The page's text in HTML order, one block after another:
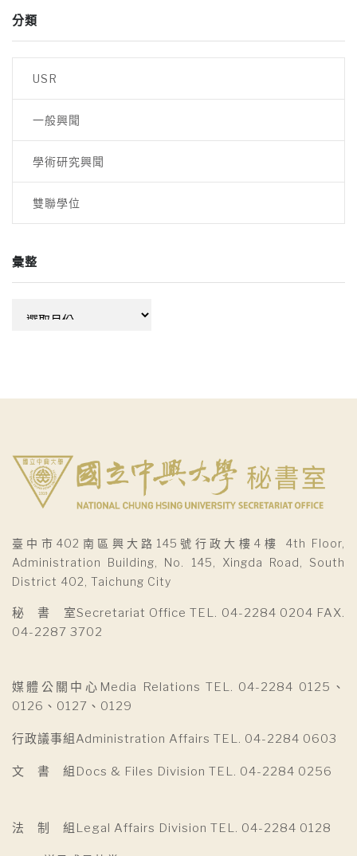
分類
USR
一般興聞
學術研究興聞
雙聯學位
彙整
臺中市402南區興大路145號行政大樓4樓 4th Floor,
Administration Building, No. 145, Xingda Road, South
District 402, Taichung City
秘 書 室Secretariat Office TEL. 04-2284 0204 FAX.
04-2287 3702
媒體公關中心Media Relations TEL. 04-2284 0125、
0126、0127、0129
行政議事組Administration Affairs TEL. 04-2284 0603
文 書 組Docs & Files Division TEL. 04-2284 0256
法 制 組Legal Affairs Division TEL. 04-2284 0128